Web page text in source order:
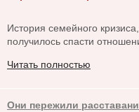
История семейного
получилось спасти
Читать полностью
Они пережили